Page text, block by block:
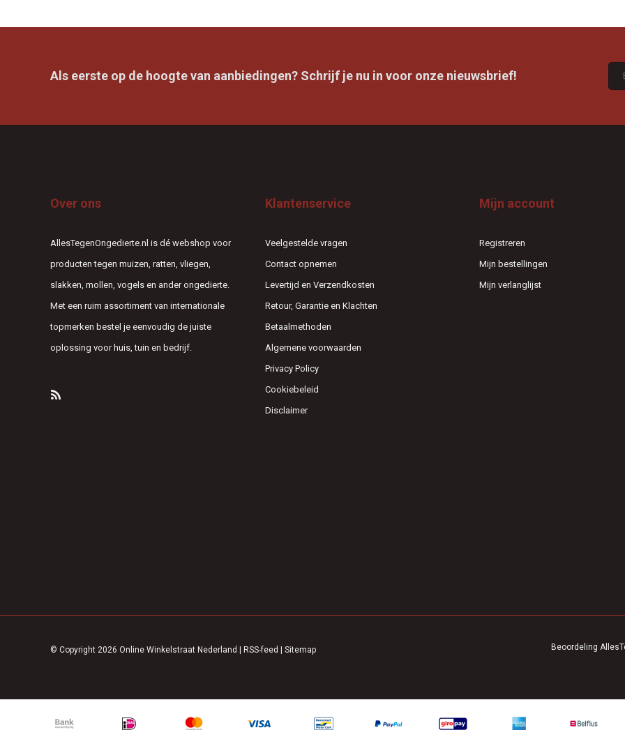
Als eerste op de hoogte van aanbiedingen? Schrijf je nu in voor onze nieuwsbrief!
Over ons
AllesTegenOngedierte.nl is dé webshop voor
producten tegen muizen, ratten, vliegen,
slakken, mollen, vogels en ander ongedierte.
Met een ruim assortiment van internationale
topmerken bestel je eenvoudig de juiste
oplossing voor huis, tuin en bedrijf.
Klantenservice
Veelgestelde vragen
Contact opnemen
Levertijd en Verzendkosten
Retour, Garantie en Klachten
Betaalmethoden
Algemene voorwaarden
Privacy Policy
Cookiebeleid
Disclaimer
Mijn account
Registreren
Mijn bestellingen
Mijn verlanglijst
© Copyright 2026 Online Winkelstraat Nederland RSS-feed Sitemap Beoordeling